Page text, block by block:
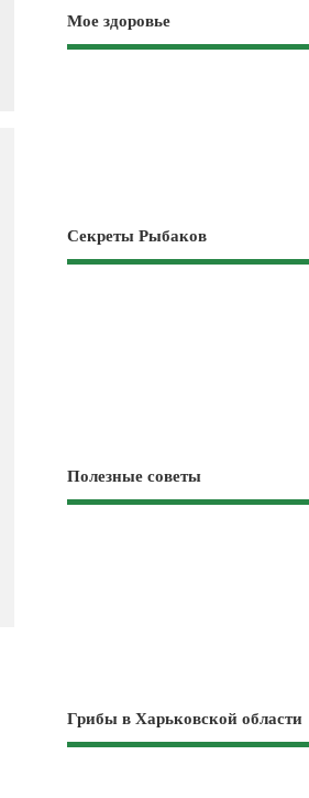
Мое здоровье
Секреты Рыбаков
Полезные советы
Грибы в Харьковской области